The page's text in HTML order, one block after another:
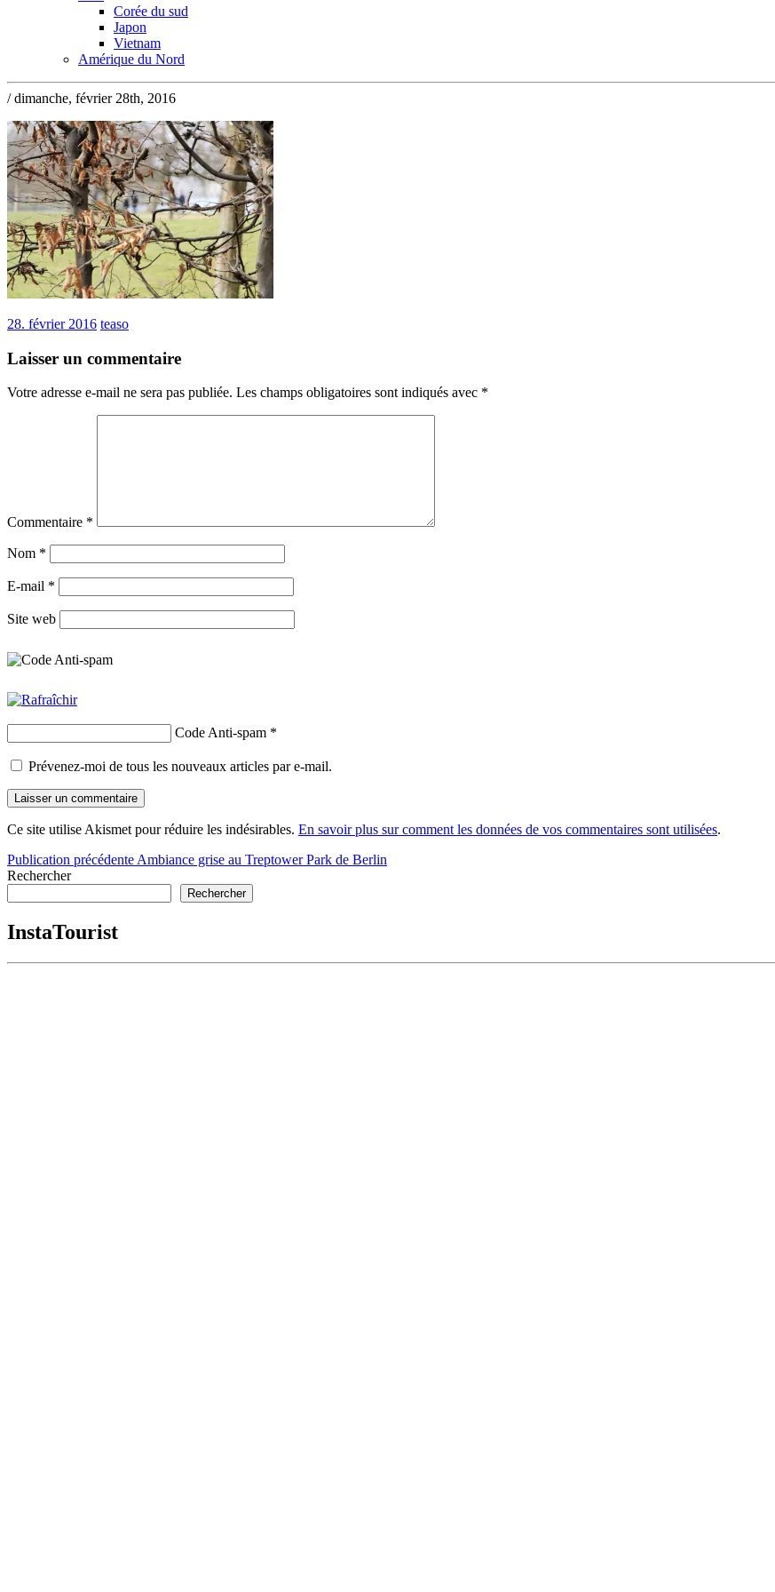
Corée du sud
Japon
Vietnam
Amérique du Nord
/ dimanche, février 28th, 2016
28. février 2016 teaso
Laisser un commentaire
Votre adresse e-mail ne sera pas publiée. Les champs obligatoires sont indiqués avec *
Commentaire *
Nom *
E-mail *
Site web
Code Anti-spam *
Prévenez-moi de tous les nouveaux articles par e-mail.
Ce site utilise Akismet pour réduire les indésirables. En savoir plus sur comment les données de vos commentaires sont utilisées.
Navigation
de
Publication précédente Ambiance grise au Treptower Park de Berlin
Rechercher
Rechercher
InstaTourist